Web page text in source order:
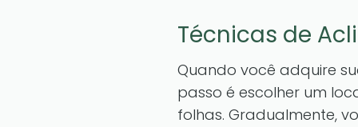
Técnicas de
Quando você adquire
passo é escolher um
folhas. Gradualmente,